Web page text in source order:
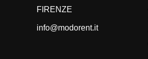
FIRENZE
info@modorent.it